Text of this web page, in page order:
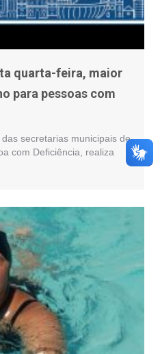
quarta-feira, maior
para pessoas com
secretarias municipais de
com Deficiência, realiza